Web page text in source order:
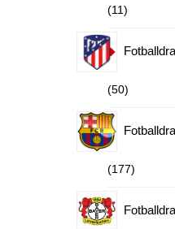
1111
produkter
5050
produkter
177177